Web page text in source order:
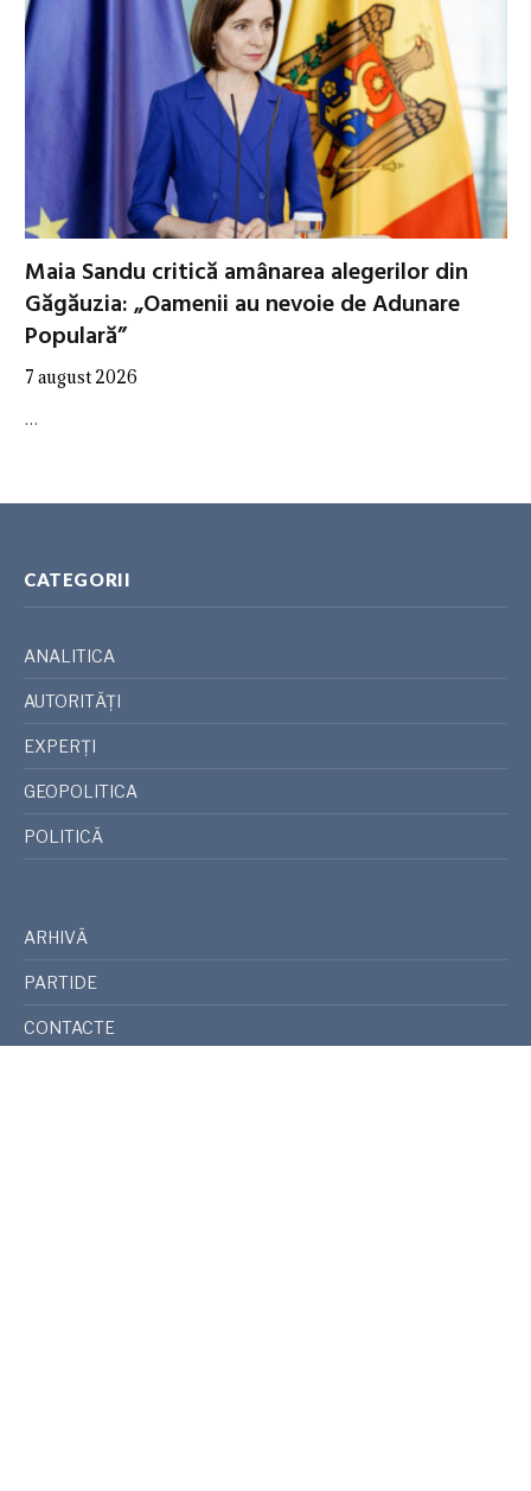
Maia Sandu critică amânarea alegerilor din
Găgăuzia: „Oamenii au nevoie de Adunare
Populară”
7 august 2026
…
CATEGORII
ANALITICA
AUTORITĂȚI
EXPERȚI
GEOPOLITICA
POLITICĂ
ARHIVĂ
PARTIDE
CONTACTE